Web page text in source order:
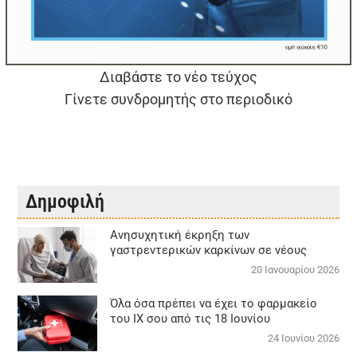
Διαβάστε το νέο τεύχος
Γίνετε συνδρομητής στο περιοδικό
Δημοφιλή
Aνησυχητική έκρηξη των
γαστρεντερικών καρκίνων σε νέους
20 Ιανουαρίου 2026
Όλα όσα πρέπει να έχει το φαρμακείο
του ΙΧ σου από τις 18 Ιουνίου
24 Ιουνίου 2026